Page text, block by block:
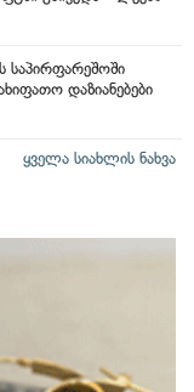
საპირფარეშოში
დაზიანებები
ყველა სიახლის ნახვა